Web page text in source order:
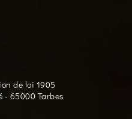
de loi 1905
- 65000 Tarbes